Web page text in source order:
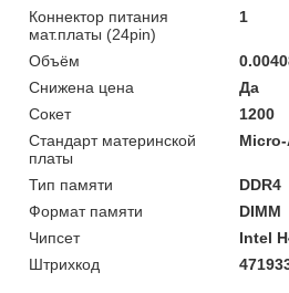
Коннектор питания
мат.платы (24pin)
1
Объём
Снижена цена
Да
Сокет
1200
Стандарт материнской
платы
Micro-
Тип памяти
DDR4
Формат памяти
DIMM
Чипсет
Intel
Штрихкод